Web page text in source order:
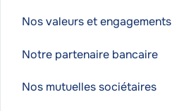
Nos valeurs et engagements
Notre partenaire bancaire
Nos mutuelles sociétaires